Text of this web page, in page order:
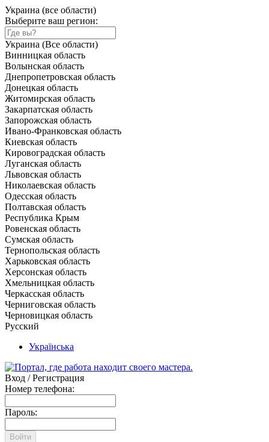
Украина (все области)
Выберите ваш регион:
Украина (Все области)
Винницкая область
Волынская область
Днепропетровская область
Донецкая область
Житомирская область
Закарпатская область
Запорожская область
Ивано-Франковская область
Киевская область
Кировоградская область
Луганская область
Львовская область
Николаевская область
Одесская область
Полтавская область
Республика Крым
Ровенская область
Сумская область
Тернопольская область
Харьковская область
Херсонская область
Хмельницкая область
Черкасская область
Черниговская область
Черновицкая область
Русский
Українська
Вход / Регистрация
Номер телефона:
Пароль:
Войти